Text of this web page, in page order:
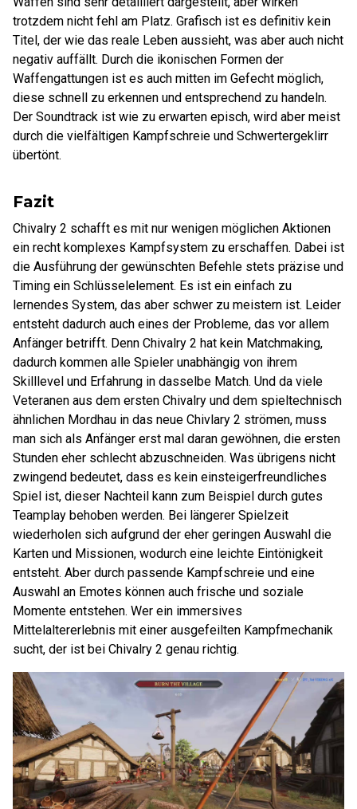
trotzdem nicht fehl am Platz. Grafisch ist es definitiv kein
Titel, der wie das reale Leben aussieht, was aber auch nicht
negativ auffällt. Durch die ikonischen Formen der
Waffengattungen ist es auch mitten im Gefecht möglich,
diese schnell zu erkennen und entsprechend zu handeln.
Der Soundtrack ist wie zu erwarten episch, wird aber meist
durch die vielfältigen Kampfschreie und Schwertergeklirr
übertönt.
Fazit
Chivalry 2 schafft es mit nur wenigen möglichen Aktionen
ein recht komplexes Kampfsystem zu erschaffen. Dabei ist
die Ausführung der gewünschten Befehle stets präzise und
Timing ein Schlüsselelement. Es ist ein einfach zu
lernendes System, das aber schwer zu meistern ist. Leider
entsteht dadurch auch eines der Probleme, das vor allem
Anfänger betrifft. Denn Chivalry 2 hat kein Matchmaking,
dadurch kommen alle Spieler unabhängig von ihrem
Skilllevel und Erfahrung in dasselbe Match. Und da viele
Veteranen aus dem ersten Chivalry und dem spieltechnisch
ähnlichen Mordhau in das neue Chivlary 2 strömen, muss
man sich als Anfänger erst mal daran gewöhnen, die ersten
Stunden eher schlecht abzuschneiden. Was übrigens nicht
zwingend bedeutet, dass es kein einsteigerfreundliches
Spiel ist, dieser Nachteil kann zum Beispiel durch gutes
Teamplay behoben werden. Bei längerer Spielzeit
wiederholen sich aufgrund der eher geringen Auswahl die
Karten und Missionen, wodurch eine leichte Eintönigkeit
entsteht. Aber durch passende Kampfschreie und eine
Auswahl an Emotes können auch frische und soziale
Momente entstehen. Wer ein immersives
Mittelaltererlebnis mit einer ausgefeilten Kampfmechanik
sucht, der ist bei Chivalry 2 genau richtig.